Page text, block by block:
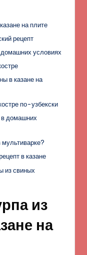
на плите
рецепт
условиях
в казане на
по-узбекски
в домашних
в казане
из свиных
из
на